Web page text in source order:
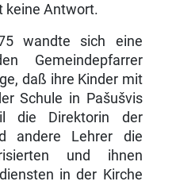
keine Antwort.
wandte sich eine
Gemeinde­pfarrer
daß ihre Kinder mit
Schule in Pašušvis
die Direktorin der
andere Lehrer die
und ihnen
in der Kirche